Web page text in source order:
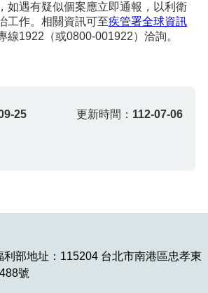
如遇有疑似個案應立即通報，以利衛
工作。相關資訊可至疾管署全球資訊
線1922（或0800-001922）洽詢。
25 更新時間： 112-07-06
利部地址：115204 台北市南港區忠孝東
號